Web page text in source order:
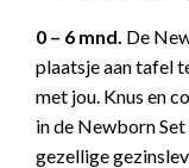
0 – 6 mnd. De
plaatsje aan tafel
met jou. Knus en
in de Newborn
gezellige